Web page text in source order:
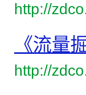
http://
《流量
http://